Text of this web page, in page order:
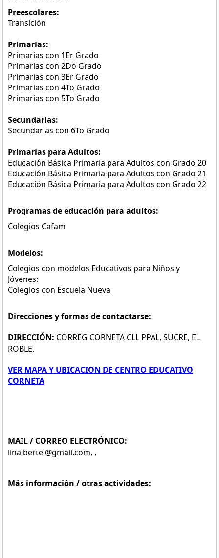
Preescolares:
Transición
Primarias:
Primarias con 1Er Grado
Primarias con 2Do Grado
Primarias con 3Er Grado
Primarias con 4To Grado
Primarias con 5To Grado
Secundarias:
Secundarias con 6To Grado
Primarias para Adultos:
Educación Básica Primaria para Adultos con Grado 20
Educación Básica Primaria para Adultos con Grado 21
Educación Básica Primaria para Adultos con Grado 22
Programas de educación para adultos:
Colegios Cafam
Modelos:
Colegios con modelos Educativos para Niños y
Jóvenes:
Colegios con Escuela Nueva
Direcciones y formas de contactarse:
DIRECCIÓN: CORREG CORNETA CLL PPAL, SUCRE, EL
ROBLE.
VER MAPA Y UBICACION DE CENTRO EDUCATIVO
CORNETA
MAIL / CORREO ELECTRÓNICO:
lina.bertel@gmail.com, ,
Más información / otras actividades: